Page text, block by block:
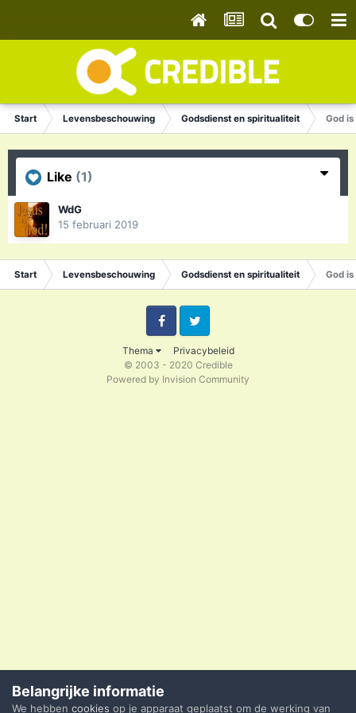
Start Levensbeschouwing Godsdienst en spiritualiteit God
Like (1)
WdG
15 februari 2019
Start Levensbeschouwing Godsdienst en spiritualiteit God
Thema Privacybeleid
FacebookTwitter
© 2003 - 2020 Credible
Powered by Invision Community
Belangrijke informatie
We hebben cookies op je apparaat geplaatst om de werking van